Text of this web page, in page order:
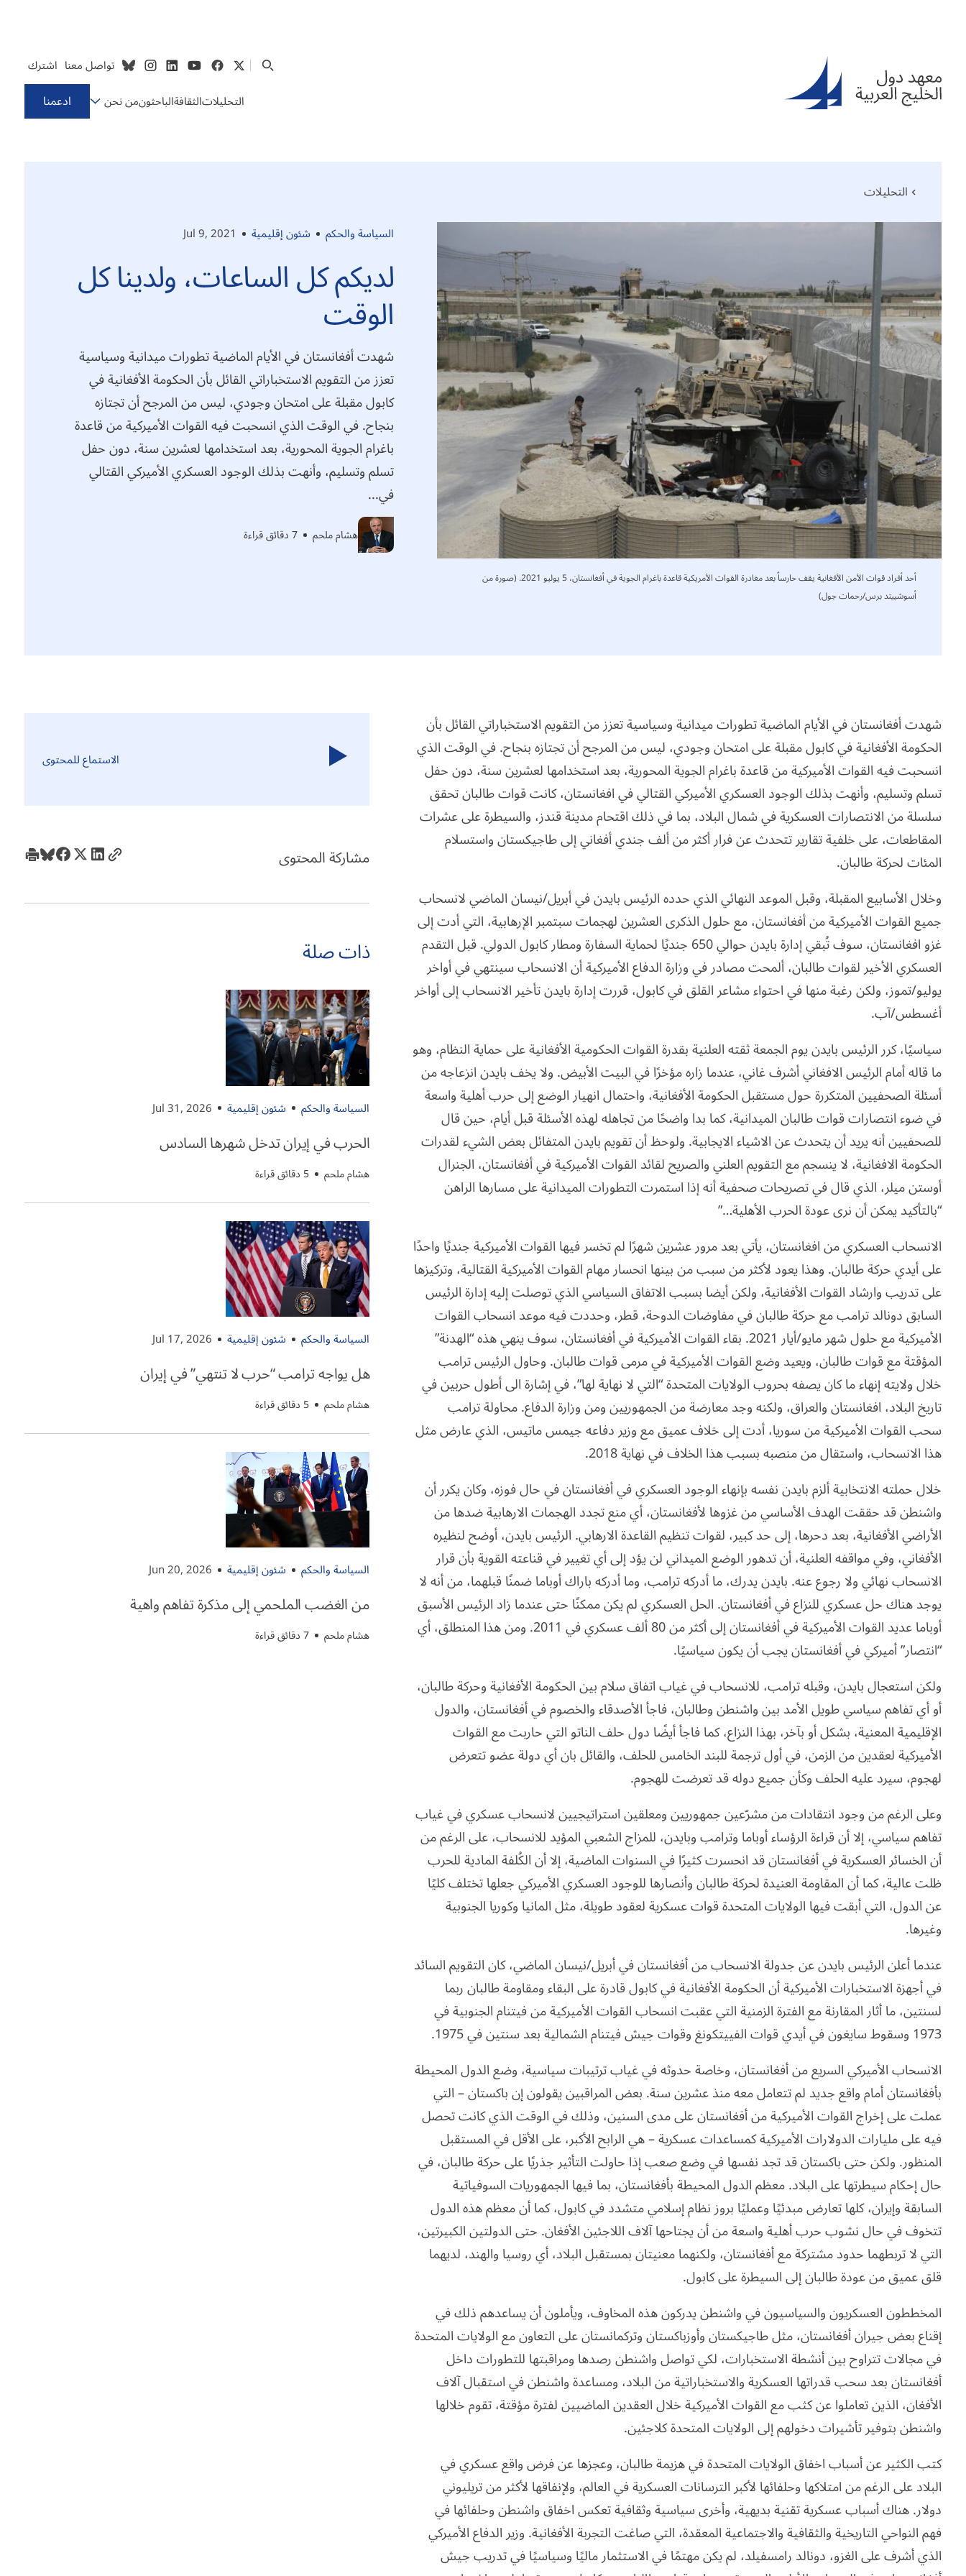
تواصل معنا اشترك
التحليلاتالثقافةالباحثونمن نحن ادعمنا
التحليلات
السياسة والحكم شئون إقليمية Jul 9, 2021
لديكم كل الساعات، ولدينا كل
الوقت
شهدت أفغانستان في الأيام الماضية تطورات ميدانية وسياسية
تعزز من التقويم الاستخباراتي القائل بأن الحكومة الأفغانية في
كابول مقبلة على امتحان وجودي، ليس من المرجح أن تجتازه
بنجاح. في الوقت الذي انسحبت فيه القوات الأميركية من قاعدة
باغرام الجوية المحورية، بعد استخدامها لعشرين سنة، دون حفل
تسلم وتسليم، وأنهت بذلك الوجود العسكري الأميركي القتالي
في...
هشام ملحم 7 دقائق قراءة
أحد أفراد قوات الأمن الأفغانية يقف حارساً بعد مغادرة القوات الأمريكية قاعدة باغرام الجوية في أفغانستان، 5 يوليو 2021. (صورة من
أسوشييتد برس/رحمات جول)
شهدت أفغانستان في الأيام الماضية تطورات ميدانية وسياسية تعزز من التقويم الاستخباراتي القائل بأن
الحكومة الأفغانية في كابول مقبلة على امتحان وجودي، ليس من المرجح أن تجتازه بنجاح. في الوقت الذي
انسحبت فيه القوات الأميركية من قاعدة باغرام الجوية المحورية، بعد استخدامها لعشرين سنة، دون حفل
تسلم وتسليم، وأنهت بذلك الوجود العسكري الأميركي القتالي في افغانستان، كانت قوات طالبان تحقق
سلسلة من الانتصارات العسكرية في شمال البلاد، بما في ذلك اقتحام مدينة قندز، والسيطرة على عشرات
المقاطعات، على خلفية تقارير تتحدث عن فرار أكثر من ألف جندي أفغاني إلى طاجيكستان واستسلام
المئات لحركة طالبان.
وخلال الأسابيع المقبلة، وقبل الموعد النهائي الذي حدده الرئيس بايدن في أبريل/نيسان الماضي لانسحاب
جميع القوات الأميركية من أفغانستان، مع حلول الذكرى العشرين لهجمات سبتمبر الإرهابية، التي أدت إلى
غزو افغانستان، سوف تُبقي إدارة بايدن حوالي 650 جنديًا لحماية السفارة ومطار كابول الدولي. قبل التقدم
العسكري الأخير لقوات طالبان، ألمحت مصادر في وزارة الدفاع الأميركية أن الانسحاب سينتهي في أواخر
يوليو/تموز، ولكن رغبة منها في احتواء مشاعر القلق في كابول، قررت إدارة بايدن تأخير الانسحاب إلى أواخر
أغسطس/آب.
سياسيًا، كرر الرئيس بايدن يوم الجمعة ثقته العلنية بقدرة القوات الحكومية الأفغانية على حماية النظام، وهو
ما قاله أمام الرئيس الافغاني أشرف غاني، عندما زاره مؤخرًا في البيت الأبيض. ولا يخف بايدن انزعاجه من
أسئلة الصحفيين المتكررة حول مستقبل الحكومة الأفغانية، واحتمال انهيار الوضع إلى حرب أهلية واسعة
في ضوء انتصارات قوات طالبان الميدانية، كما بدا واضحًا من تجاهله لهذه الأسئلة قبل أيام، حين قال
للصحفيين أنه يريد أن يتحدث عن الاشياء الايجابية. ولوحظ أن تقويم بايدن المتفائل بعض الشيء لقدرات
الحكومة الافغانية، لا ينسجم مع التقويم العلني والصريح لقائد القوات الأميركية في أفغانستان، الجنرال
أوستن ميلر، الذي قال في تصريحات صحفية أنه إذا استمرت التطورات الميدانية على مسارها الراهن
“بالتأكيد يمكن أن نرى عودة الحرب الأهلية…”
الانسحاب العسكري من افغانستان، يأتي بعد مرور عشرين شهرًا لم تخسر فيها القوات الأميركية جنديًا واحدًا
على أيدي حركة طالبان. وهذا يعود لأكثر من سبب من بينها انحسار مهام القوات الأميركية القتالية، وتركيزها
على تدريب وارشاد القوات الأفغانية، ولكن أيضا بسبب الاتفاق السياسي الذي توصلت إليه إدارة الرئيس
السابق دونالد ترامب مع حركة طالبان في مفاوضات الدوحة، قطر، وحددت فيه موعد انسحاب القوات
الأميركية مع حلول شهر مايو/أيار 2021. بقاء القوات الأميركية في أفغانستان، سوف ينهي هذه “الهدنة”
المؤقتة مع قوات طالبان، ويعيد وضع القوات الأميركية في مرمى قوات طالبان. وحاول الرئيس ترامب
خلال ولايته إنهاء ما كان يصفه بحروب الولايات المتحدة “التي لا نهاية لها”، في إشارة الى أطول حربين في
تاريخ البلاد، افغانستان والعراق، ولكنه وجد معارضة من الجمهوريين ومن وزارة الدفاع. محاولة ترامب
سحب القوات الأميركية من سوريا، أدت إلى خلاف عميق مع وزير دفاعه جيمس ماتيس، الذي عارض مثل
هذا الانسحاب، واستقال من منصبه بسبب هذا الخلاف في نهاية 2018.
خلال حملته الانتخابية ألزم بايدن نفسه بإنهاء الوجود العسكري في أفغانستان في حال فوزه، وكان يكرر أن
واشنطن قد حققت الهدف الأساسي من غزوها لأفغانستان، أي منع تجدد الهجمات الارهابية ضدها من
الأراضي الأفغانية، بعد دحرها، إلى حد كبير، لقوات تنظيم القاعدة الارهابي. الرئيس بايدن، أوضح لنظيره
الأفغاني، وفي مواقفه العلنية، أن تدهور الوضع الميداني لن يؤد إلى أي تغيير في قناعته القوية بأن قرار
الانسحاب نهائي ولا رجوع عنه. بايدن يدرك، ما أدركه ترامب، وما أدركه باراك أوباما ضمنًا قبلهما، من أنه لا
يوجد هناك حل عسكري للنزاع في أفغانستان. الحل العسكري لم يكن ممكنًا حتى عندما زاد الرئيس الأسبق
أوباما عديد القوات الأميركية في أفغانستان إلى أكثر من 80 ألف عسكري في 2011. ومن هذا المنطلق، أي
“انتصار” أميركي في أفغانستان يجب أن يكون سياسيًا.
ولكن استعجال بايدن، وقبله ترامب، للانسحاب في غياب اتفاق سلام بين الحكومة الأفغانية وحركة طالبان،
أو أي تفاهم سياسي طويل الأمد بين واشنطن وطالبان، فاجأ الأصدقاء والخصوم في أفغانستان، والدول
الإقليمية المعنية، بشكل أو بآخر، بهذا النزاع، كما فاجأ أيضًا دول حلف الناتو التي حاربت مع القوات
الأميركية لعقدين من الزمن، في أول ترجمة للبند الخامس للحلف، والقائل بان أي دولة عضو تتعرض
لهجوم، سيرد عليه الحلف وكأن جميع دوله قد تعرضت للهجوم.
وعلى الرغم من وجود انتقادات من مشرّعين جمهوريين ومعلقين استراتيجيين لانسحاب عسكري في غياب
تفاهم سياسي، إلا أن قراءة الرؤساء أوباما وترامب وبايدن، للمزاج الشعبي المؤيد للانسحاب، على الرغم من
أن الخسائر العسكرية في أفغانستان قد انحسرت كثيرًا في السنوات الماضية، إلا أن الكُلفة المادية للحرب
ظلت عالية، كما أن المقاومة العنيدة لحركة طالبان وأنصارها للوجود العسكري الأميركي جعلها تختلف كليًا
عن الدول، التي أبقت فيها الولايات المتحدة قوات عسكرية لعقود طويلة، مثل المانيا وكوريا الجنوبية
وغيرها.
عندما أعلن الرئيس بايدن عن جدولة الانسحاب من أفغانستان في أبريل/نيسان الماضي، كان التقويم السائد
في أجهزة الاستخبارات الأميركية أن الحكومة الأفغانية في كابول قادرة على البقاء ومقاومة طالبان ربما
لسنتين، ما أثار المقارنة مع الفترة الزمنية التي عقبت انسحاب القوات الأميركية من فيتنام الجنوبية في
1973 وسقوط سايغون في أيدي قوات الفييتكونغ وقوات جيش فيتنام الشمالية بعد سنتين في 1975.
الانسحاب الأميركي السريع من أفغانستان، وخاصة حدوثه في غياب ترتيبات سياسية، وضع الدول المحيطة
بأفغانستان أمام واقع جديد لم تتعامل معه منذ عشرين سنة. بعض المراقبين يقولون إن باكستان – التي
عملت على إخراج القوات الأميركية من أفغانستان على مدى السنين، وذلك في الوقت الذي كانت تحصل
فيه على مليارات الدولارات الأميركية كمساعدات عسكرية – هي الرابح الأكبر، على الأقل في المستقبل
المنظور. ولكن حتى باكستان قد تجد نفسها في وضع صعب إذا حاولت التأثير جذريًا على حركة طالبان، في
حال إحكام سيطرتها على البلاد. معظم الدول المحيطة بأفغانستان، بما فيها الجمهوريات السوفياتية
السابقة وإيران، كلها تعارض مبدئيًا وعمليًا بروز نظام إسلامي متشدد في كابول، كما أن معظم هذه الدول
تتخوف في حال نشوب حرب أهلية واسعة من أن يجتاحها آلاف اللاجئين الأفغان. حتى الدولتين الكبيرتين،
التي لا تربطهما حدود مشتركة مع أفغانستان، ولكنهما معنيتان بمستقبل البلاد، أي روسيا والهند، لديهما
قلق عميق من عودة طالبان إلى السيطرة على كابول.
المخططون العسكريون والسياسيون في واشنطن يدركون هذه المخاوف، ويأملون أن يساعدهم ذلك في
إقناع بعض جيران أفغانستان، مثل طاجيكستان وأوزباكستان وتركمانستان على التعاون مع الولايات المتحدة
في مجالات تتراوح بين أنشطة الاستخبارات، لكي تواصل واشنطن رصدها ومراقبتها للتطورات داخل
أفغانستان بعد سحب قدراتها العسكرية والاستخباراتية من البلاد، ومساعدة واشنطن في استقبال آلاف
الأفغان، الذين تعاملوا عن كثب مع القوات الأميركية خلال العقدين الماضيين لفترة مؤقتة، تقوم خلالها
واشنطن بتوفير تأشيرات دخولهم إلى الولايات المتحدة كلاجئين.
كتب الكثير عن أسباب اخفاق الولايات المتحدة في هزيمة طالبان، وعجزها عن فرض واقع عسكري في
البلاد على الرغم من امتلاكها وحلفائها لأكبر الترسانات العسكرية في العالم، ولإنفاقها لأكثر من تريليوني
دولار. هناك أسباب عسكرية تقنية بديهية، وأخرى سياسية وثقافية تعكس اخفاق واشنطن وحلفائها في
فهم النواحي التاريخية والثقافية والاجتماعية المعقدة، التي صاغت التجربة الأفغانية. وزير الدفاع الأميركي
الذي أشرف على الغزو، دونالد رامسفيلد، لم يكن مهتمًا في الاستثمار ماليًا وسياسيًا في تدريب جيش
الاستماع للمحتوى
مشاركة المحتوى
ذات صلة
السياسة والحكم شئون إقليمية Jul 31, 2026
الحرب في إيران تدخل شهرها السادس
هشام ملحم 5 دقائق قراءة
السياسة والحكم شئون إقليمية Jul 17, 2026
هل يواجه ترامب “حرب لا تنتهي” في إيران
هشام ملحم 5 دقائق قراءة
السياسة والحكم شئون إقليمية Jun 20, 2026
من الغضب الملحمي إلى مذكرة تفاهم واهية
هشام ملحم 7 دقائق قراءة